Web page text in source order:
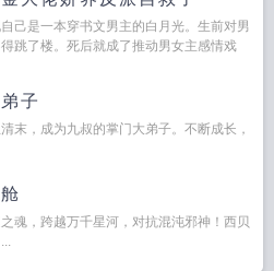
己是一本穿书文男主的白月光。生前对男
跳了楼。死后就成了推动男女主感情戏
子
末，成为九叔的掌门大弟子。不断成长，
魂，跨越万千星河，对抗混沌邪神！西贝